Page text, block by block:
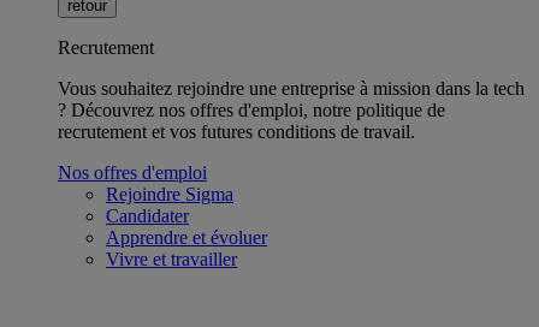
retour
Recrutement
Vous souhaitez rejoindre une entreprise à mission dans la tech
? Découvrez nos offres d'emploi, notre politique de
recrutement et vos futures conditions de travail.
Nos offres d'emploi
Rejoindre Sigma
Candidater
Apprendre et évoluer
Vivre et travailler